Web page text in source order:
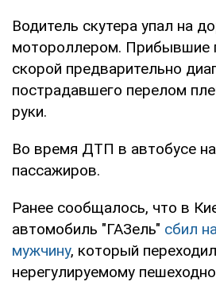
Водитель скутера упал на
мотороллером. Прибывшие
скорой предварительно
пострадавшего перелом
руки.
Во время ДТП в автобусе
пассажиров.
Ранее сообщалось, что в
автомобиль "ГАЗель" сбил
мужчину, который
нерегулируемому